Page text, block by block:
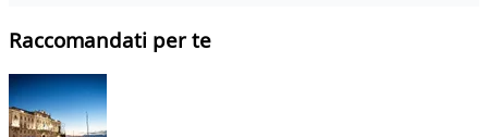
Raccomandati per te